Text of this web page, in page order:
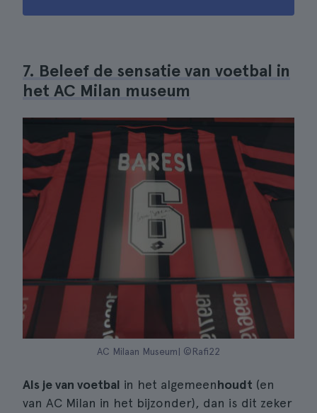
7. Beleef de sensatie van voetbal in
het AC Milan museum
AC Milaan Museum| ©Rafi22
Als je van voetbal in het algemeenhoudt (en
van AC Milan in het bijzonder), dan is dit zeker